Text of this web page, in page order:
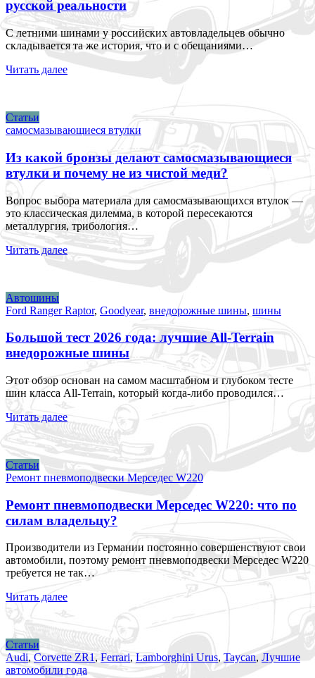
русской реальности
С летними шинами у российских автовладельцев обычно
складывается та же история, что и с обещаниями…
Читать далее
Статьи
самосмазывающиеся втулки
Из какой бронзы делают самосмазывающиеся
втулки и почему не из чистой меди?
Вопрос выбора материала для самосмазывающихся втулок —
это классическая дилемма, в которой пересекаются
металлургия, трибология…
Читать далее
Автошины
Ford Ranger Raptor, Goodyear, внедорожные шины, шины
Большой тест 2026 года: лучшие All-Terrain
внедорожные шины
Этот обзор основан на самом масштабном и глубоком тесте
шин класса All-Terrain, который когда-либо проводился…
Читать далее
Статьи
Ремонт пневмоподвески Мерседес W220
Ремонт пневмоподвески Мерседес W220: что по
силам владельцу?
Производители из Германии постоянно совершенствуют свои
автомобили, поэтому ремонт пневмоподвески Мерседес W220
требуется не так…
Читать далее
Статьи
Audi, Corvette ZR1, Ferrari, Lamborghini Urus, Taycan, Лучшие
автомобили года